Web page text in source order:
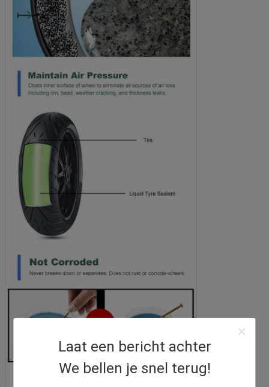
Laat een bericht achter
We bellen je snel terug!